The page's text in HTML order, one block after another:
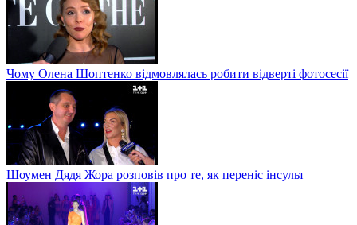
Чому Олена Шоптенко відмовлялась робити відверті фотосесії
Шоумен Дядя Жора розповів про те, як переніс інсульт